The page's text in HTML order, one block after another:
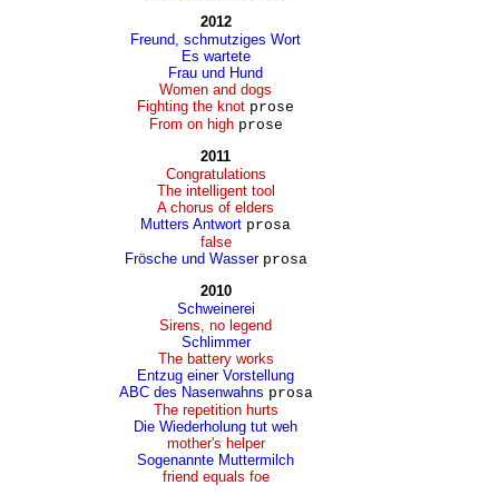
2012
Freund, schmutziges Wort
Es wartete
Frau und Hund
Women and dogs
Fighting the knot prose
From on high prose
2011
Congratulations
The intelligent tool
A chorus of elders
Mutters Antwort prosa
false
Frösche und Wasser prosa
2010
Schweinerei
Sirens, no legend
Schlimmer
The battery works
Entzug einer Vorstellung
ABC des Nasenwahns prosa
The repetition hurts
Die Wiederholung tut weh
mother's helper
Sogenannte Muttermilch
friend equals foe